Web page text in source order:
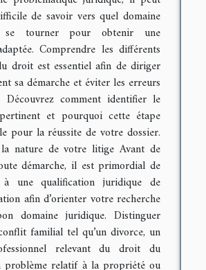
de savoir vers quel domaine
se tourner pour obtenir une
Comprendre les différents
droit est essentiel afin de diriger
sa démarche et éviter les erreurs
Découvrez comment identifier le
et pourquoi cette étape
pour la réussite de votre dossier.
nature de votre litige Avant de
démarche, il est primordial de
à une qualification juridique de
afin d’orienter votre recherche
domaine juridique. Distinguer
familial tel qu’un divorce, un
relevant du droit du
problème relatif à la propriété ou